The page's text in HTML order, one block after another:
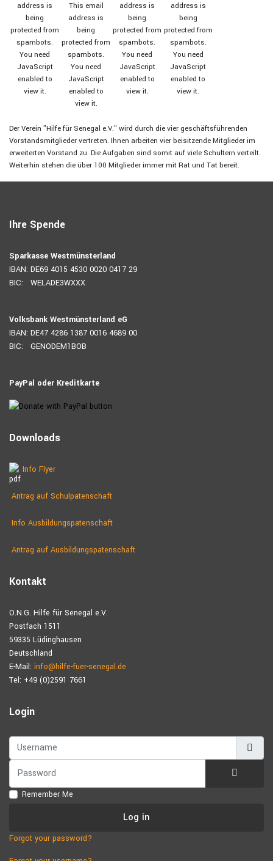
address is
being
protected from
spambots.
You need
JavaScript
enabled to
view it.
This email
address is
being
protected from
spambots.
You need
JavaScript
enabled to
view it.
address is
being
protected from
spambots.
You need
JavaScript
enabled to
view it.
address is
being
protected from
spambots.
You need
JavaScript
enabled to
view it.
Der Verein "Hilfe für Senegal e.V." wird durch die vier geschäftsführenden
Vorstandsmitglieder vertreten. Ihnen arbeiten vier beisitzende Mitglieder im
erweiterten Vorstand zu. Die Aufgaben sind somit auf viele Schultern verteilt.
Weiterhin stehen die über 100 Mitglieder immer mit Rat und Tat bereit.
Ihre Spende
Sparkasse Westmünsterland
IBAN: DE69 4015 4530 0020 0417 29
BIC: WELADE3WXXX
Volksbank Westmünsterland eG
IBAN: DE47 4286 1387 0016 4689 00
BIC: GENODEM1BOB
PayPal oder Kreditkarte
Downloads
Info Flyer
Antrag auf Schulpatenschaft
Info Ausbildungspatenschaft
Antrag auf Ausbildungs­patenschaft
Kontakt
O.N.G. Hilfe für Senegal e.V.
Postfach 1511
59335 Lüdinghausen
Deutschland
E-Mail: info@hilfe-fuer-senegal.de
Tel: +49 (0)2591 7661
Login
Username
Password
Remember Me
Log in
Forgot your password?